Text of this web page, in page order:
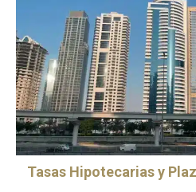
Tasas Hipotecarias y